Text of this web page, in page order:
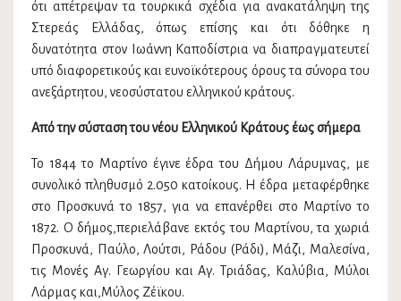
ότι απέτρεψαν τα τουρκικά σχέδια για ανακατάληψη της
Στερεάς Ελλάδας, όπως επίσης και ότι δόθηκε η
δυνατότητα στον Ιωάννη Καποδίστρια να διαπραγματευτεί
υπό διαφορετικούς και ευνοϊκότερους όρους τα σύνορα του
ανεξάρτητου, νεοσύστατου ελληνικού κράτους.
Από την σύσταση του νέου Ελληνικού Κράτους έως σήμερα
Το 1844 το Μαρτίνο έγινε έδρα του Δήμου Λάρυμνας, με
συνολικό πληθυσμό 2.050 κατοίκους. Η έδρα μεταφέρθηκε
στο Προσκυνά το 1857, για να επανέρθει στο Μαρτίνο το
1872. Ο δήμος,περιελάβανε εκτός του Μαρτίνου, τα χωριά
Προσκυνά, Παύλο, Λούτσι, Ράδου (Ράδι), Μάζι, Μαλεσίνα,
τις Μονές Αγ. Γεωργίου και Αγ. Τριάδας, Καλύβια, Μύλοι
Λάρμας και,Μύλος Ζέϊκου.